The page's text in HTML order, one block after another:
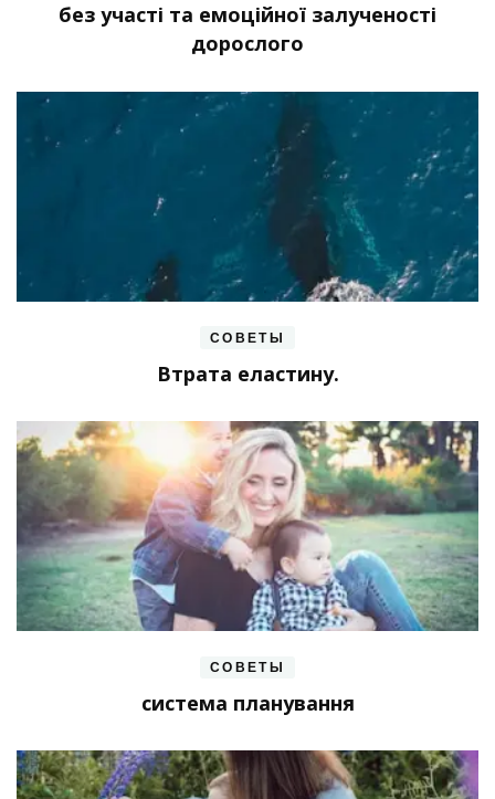
без участі та емоційної залученості
дорослого
СОВЕТЫ
Втрата еластину.
СОВЕТЫ
система планування